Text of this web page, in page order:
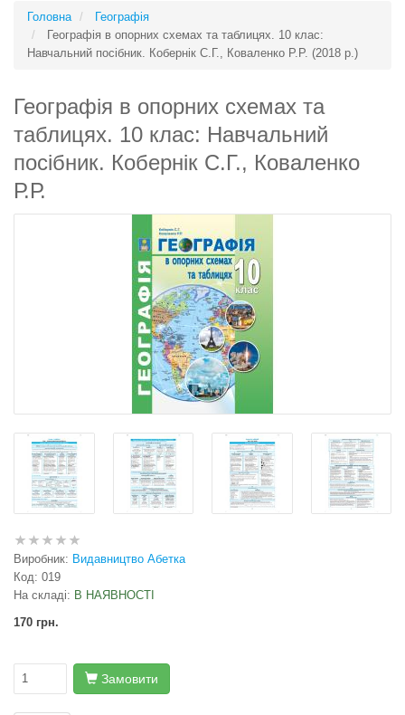
Головна
Географія
Географія в опорних схемах та таблицях. 10 клас:
Навчальний посібник. Кобернік С.Г., Коваленко Р.Р. (2018 р.)
Географія в опорних схемах та
таблицях. 10 клас: Навчальний
посібник. Кобернік С.Г., Коваленко
Р.Р.
Виробник: Видавництво Абетка
Код: 019
На складі: В НАЯВНОСТІ
170 грн.
Замовити